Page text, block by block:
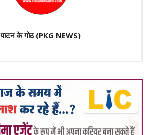
पाटन के गोठ (PKG NEWS)